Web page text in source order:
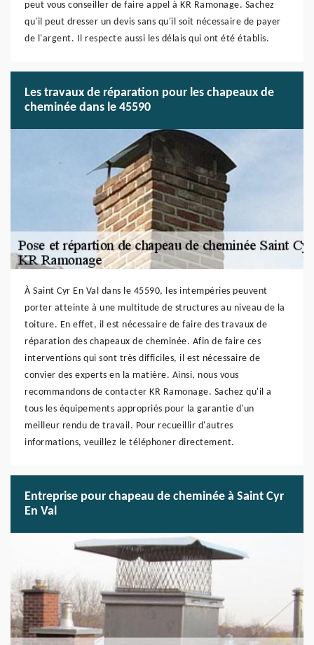
peut vous conseiller de faire appel à KR Ramonage. Sachez
qu'il peut dresser un devis sans qu'il soit nécessaire de payer
de l'argent. Il respecte aussi les délais qui ont été établis.
Les travaux de réparation pour les chapeaux de
cheminée dans le 45590
À Saint Cyr En Val dans le 45590, les intempéries peuvent
porter atteinte à une multitude de structures au niveau de la
toiture. En effet, il est nécessaire de faire des travaux de
réparation des chapeaux de cheminée. Afin de faire ces
interventions qui sont très difficiles, il est nécessaire de
convier des experts en la matière. Ainsi, nous vous
recommandons de contacter KR Ramonage. Sachez qu'il a
tous les équipements appropriés pour la garantie d'un
meilleur rendu de travail. Pour recueillir d'autres
informations, veuillez le téléphoner directement.
Entreprise pour chapeau de cheminée à Saint Cyr
En Val